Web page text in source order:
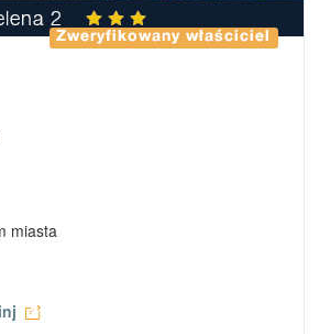
2
Zweryfikowany właściciel
miasta